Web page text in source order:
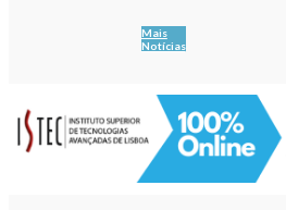
Mais
Notícias